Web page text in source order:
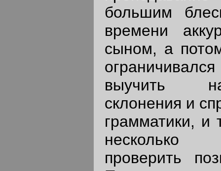
большим
времени
сыном, а
выучить
склонения и
грамматики, и
несколько
проверить